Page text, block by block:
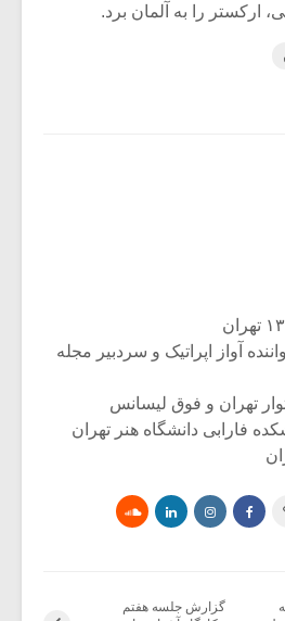
ارکستر را به آلمان برد.
آواز اپراتیک و سردبیر مجله
تهران و فوق لیسانس
فارابی دانشگاه هنر تهران
گزارش جلسه هفتم